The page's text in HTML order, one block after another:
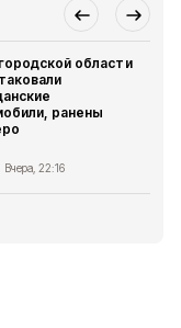
области
ранены
Вчера, 22:16